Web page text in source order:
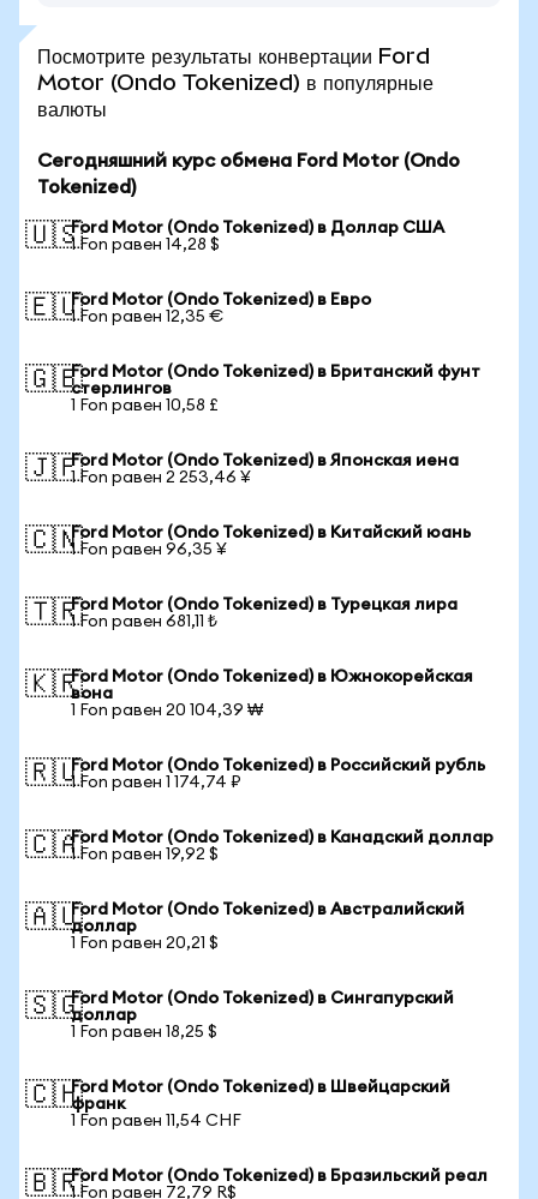
Посмотрите результаты конвертации Ford
Motor (Ondo Tokenized) в популярные
валюты
Сегодняшний курс обмена Ford Motor (Ondo
Tokenized)
🇺🇸Ford Motor (Ondo Tokenized) в Доллар США
1 Fon равен 14,28 $
🇪🇺Ford Motor (Ondo Tokenized) в Евро
1 Fon равен 12,35 €
🇬🇧Ford Motor (Ondo Tokenized) в Британский фунт
стерлингов
1 Fon равен 10,58 £
🇯🇵Ford Motor (Ondo Tokenized) в Японская иена
1 Fon равен 2 253,46 ¥
🇨🇳Ford Motor (Ondo Tokenized) в Китайский юань
1 Fon равен 96,35 ¥
🇹🇷Ford Motor (Ondo Tokenized) в Турецкая лира
1 Fon равен 681,11 ₺
🇰🇷Ford Motor (Ondo Tokenized) в Южнокорейская
вона
1 Fon равен 20 104,39 ₩
🇷🇺Ford Motor (Ondo Tokenized) в Российский рубль
1 Fon равен 1 174,74 ₽
🇨🇦Ford Motor (Ondo Tokenized) в Канадский доллар
1 Fon равен 19,92 $
🇦🇺Ford Motor (Ondo Tokenized) в Австралийский
доллар
1 Fon равен 20,21 $
🇸🇬Ford Motor (Ondo Tokenized) в Сингапурский
доллар
1 Fon равен 18,25 $
🇨🇭Ford Motor (Ondo Tokenized) в Швейцарский
франк
1 Fon равен 11,54 CHF
🇧🇷Ford Motor (Ondo Tokenized) в Бразильский реал
1 Fon равен 72,79 R$